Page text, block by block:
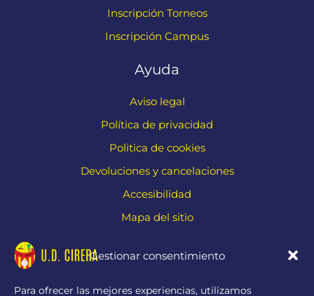
Gestionar consentimiento
Para ofrecer las mejores experiencias, utilizamos
Inscripción Torneos
Inscripción Campus
Ayuda
Aviso legal
Política de privacidad
Politica de cookies
Devoluciones y cancelaciones
Accesibilidad
Mapa del sitio
Contacto